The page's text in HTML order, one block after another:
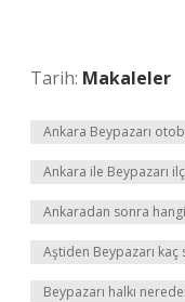
Tarih: Makaleler
Ankara Beypazarı
Ankara ile Beypazarı
Ankaradan sonra
Aştiden Beypazarı kaç
Beypazarı halkı